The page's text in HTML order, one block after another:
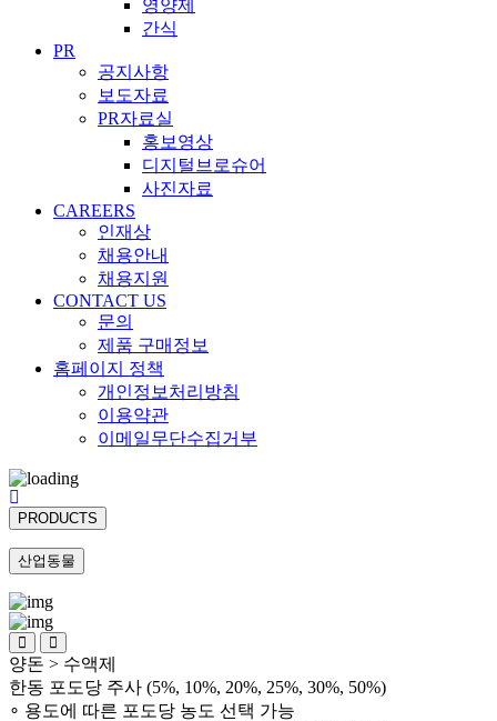
영양제
간식
PR
공지사항
보도자료
PR자료실
홍보영상
디지털브로슈어
사진자료
CAREERS
인재상
채용안내
채용지원
CONTACT US
문의
제품 구매정보
홈페이지 정책
개인정보처리방침
이용약관
이메일무단수집거부
PRODUCTS
산업동물
양돈 > 수액제
한동 포도당 주사 (5%, 10%, 20%, 25%, 30%, 50%)
∘ 용도에 따른 포도당 농도 선택 가능